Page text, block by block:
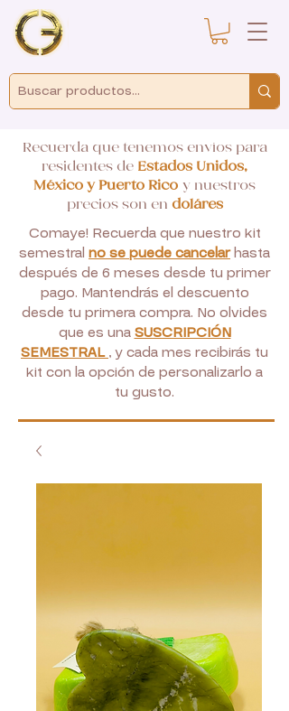
Recuerda que tenemos envíos para
residentes de Estados Unidos,
México y Puerto Rico y nuestros
precios son en doláres
Comaye! Recuerda que nuestro kit
semestral no se puede cancelarhasta
después de 6 meses desde tu primer
pago. Mantendrás el descuento
desde tu primera compra. No olvides
que es unaSUSCRIPCIÓN
SEMESTRAL, y cada mes recibirás tu
kit con la opción de personalizarlo a
tu gusto.